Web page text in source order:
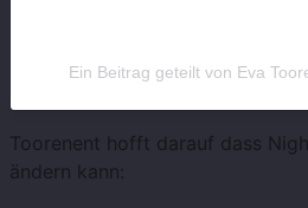
Ein Beitrag geteilt von Eva
Toorenent hofft darauf dass
ändern kann: